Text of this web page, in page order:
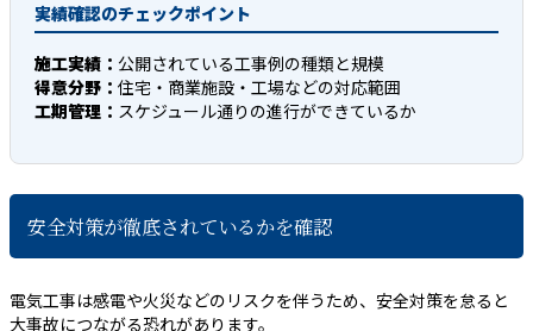
実績確認のチェックポイント
施工実績： 公開されている工事例の種類と規模
得意分野： 住宅・商業施設・工場などの対応範囲
工期管理： スケジュール通りの進行ができているか
安全対策が徹底されているかを確認
電気工事は感電や火災などのリスクを伴うため、安全対策を怠ると
大事故につながる恐れがあります。